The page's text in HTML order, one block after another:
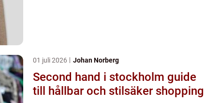
01 juli 2026 Johan Norberg
Second hand i stockholm guide
till hållbar och stilsäker shopping